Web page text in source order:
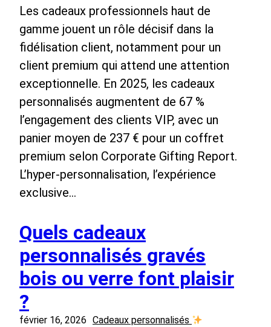
Les cadeaux professionnels haut de
gamme jouent un rôle décisif dans la
fidélisation client, notamment pour un
client premium qui attend une attention
exceptionnelle. En 2025, les cadeaux
personnalisés augmentent de 67 %
l’engagement des clients VIP, avec un
panier moyen de 237 € pour un coffret
premium selon Corporate Gifting Report.
L’hyper-personnalisation, l’expérience
exclusive…
Quels cadeaux
personnalisés gravés
bois ou verre font plaisir
?
février 16, 2026 Cadeaux personnalisés